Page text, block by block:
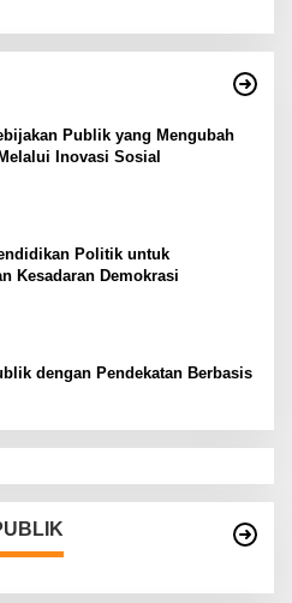
Publik yang Mengubah
Inovasi Sosial
Politik untuk
Kesadaran Demokrasi
dengan Pendekatan Berbasis